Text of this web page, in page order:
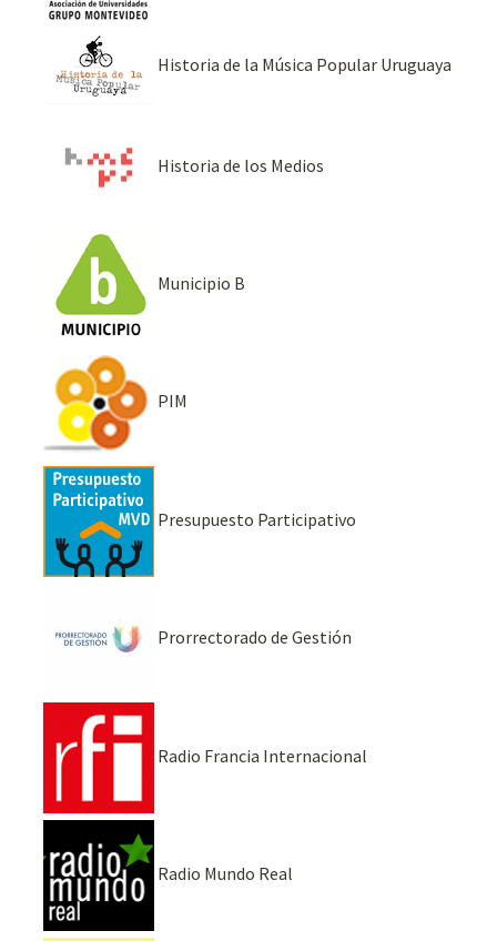
Historia de la Música Popular Uruguaya
Historia de los Medios
Municipio B
PIM
Presupuesto Participativo
Prorrectorado de Gestión
Radio Francia Internacional
Radio Mundo Real